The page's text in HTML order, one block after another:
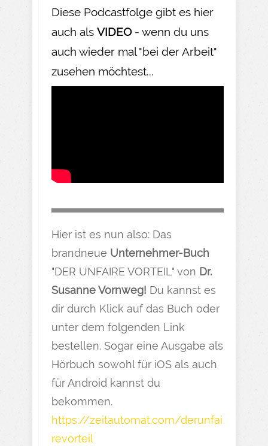
Diese Podcastfolge gibt es hier
auch als VIDEO- wenn du uns
auch wieder mal "bei der Arbeit"
zusehen möchtest...
Hier ist es nun also: Das
brandneue Unternehmer-Buch
"DER UNFAIRE VORTEIL" von Dr.
Susanne Vornweg! Du kannst es
dir durch Klick auf das Buch oder
unter dem folgenden Link
bestellen. Sogar eine Ausgabe als
Hörbuch sowohl für iOS als auch
für Android kannst du
bekommen.
https://zeitautomat.com/derunfai
revorteil